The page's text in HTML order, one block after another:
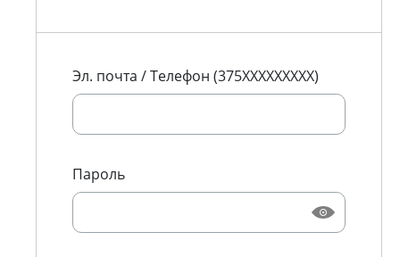
Эл. почта / Телефон (375XXXXXXXXX)
Пароль